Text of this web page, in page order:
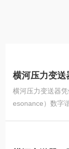
横河压力变
横河压力变送器
esonance）数字